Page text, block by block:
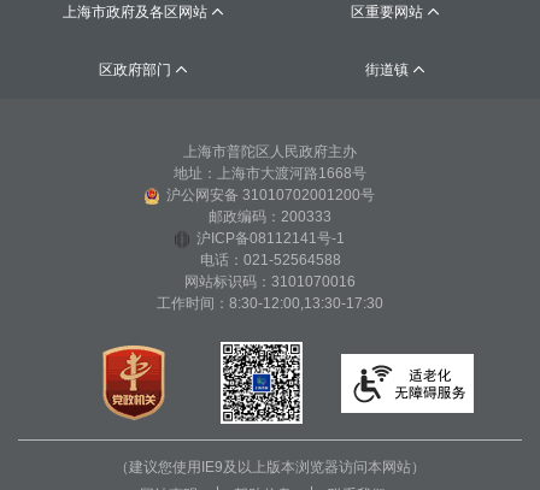
上海市政府及各区网站  区重要网站 
区政府部门  街道镇 
上海市普陀区人民政府主办
地址：上海市大渡河路1668号
沪公网安备 31010702001200号
邮政编码：200333
沪ICP备08112141号-1
电话：021-52564588
网站标识码：3101070016
工作时间：8:30-12:00,13:30-17:30
（建议您使用IE9及以上版本浏览器访问本网站）